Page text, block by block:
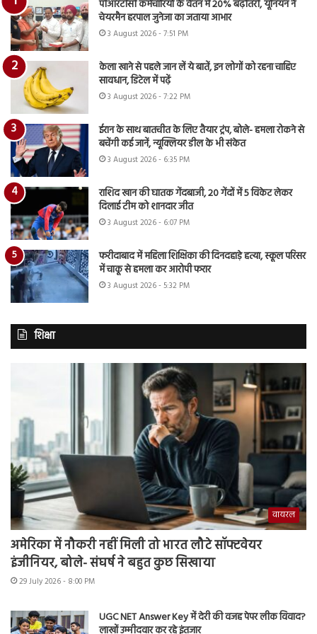
पीआरटीसी कर्मचारियों के वेतन में 20% बढ़ोतरी, यूनियन ने
चेयरमैन हरपाल जुनेजा का जताया आभार
3 August 2026 - 7:51 PM
केला खाने से पहले जान लें ये बातें, इन लोगों को रहना चाहिए
सावधान, डिटेल में पढ़ें
3 August 2026 - 7:22 PM
ईरान के साथ बातचीत के लिए तैयार ट्रंप, बोले- हमला रोकने से
बचेंगी कई जानें, न्यूक्लियर डील के भी संकेत
3 August 2026 - 6:35 PM
राशिद खान की घातक गेंदबाजी, 20 गेंदों में 5 विकेट लेकर
दिलाई टीम को शानदार जीत
3 August 2026 - 6:07 PM
फरीदाबाद में महिला शिक्षिका की दिनदहाड़े हत्या, स्कूल परिसर
में चाकू से हमला कर आरोपी फरार
3 August 2026 - 5:32 PM
शिक्षा
वायरल
अमेरिका में नौकरी नहीं मिली तो भारत लौटे सॉफ्टवेयर
इंजीनियर, बोले- संघर्ष ने बहुत कुछ सिखाया
29 July 2026 - 8:00 PM
UGC NET Answer Key में देरी की वजह पेपर लीक विवाद?